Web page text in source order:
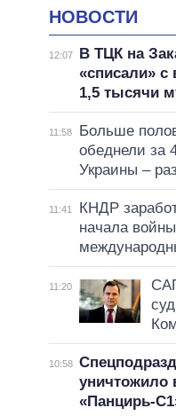
НОВОСТИ
12:07
В ТЦК на
«списали» с
1,5 тысячи
11:58
Больше
обеднели за
Украины –
11:41
КНДР
начала
11:20
10:58
уничтожило
«Панцирь-